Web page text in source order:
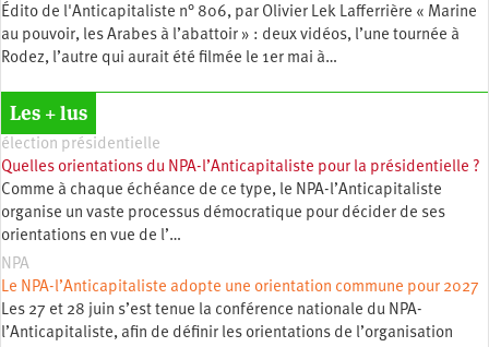
Édito de l'Anticapitaliste n° 806, par Olivier Lek Lafferrière « Marine
au pouvoir, les Arabes à l’abattoir » : deux vidéos, l’une tournée à
Rodez, l’autre qui aurait été filmée le 1er mai à…
Les + lus
élection présidentielle
Quelles orientations du NPA-l’Anticapitaliste pour la présidentielle ?
Comme à chaque échéance de ce type, le NPA-l’Anticapitaliste
organise un vaste processus démocratique pour décider de ses
orientations en vue de l’…
NPA
Le NPA-l’Anticapitaliste adopte une orientation commune pour 2027
Les 27 et 28 juin s’est tenue la conférence nationale du NPA-
l’Anticapitaliste, afin de définir les orientations de l’organisation